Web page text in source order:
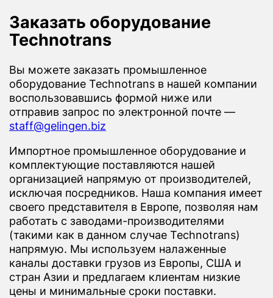
Заказать оборудование
Technotrans
Вы можете заказать промышленное
оборудование Technotrans в нашей компании
воспользовавшись формой ниже или
отправив запрос по электронной почте —
staff@gelingen.biz
Импортное промышленное оборудование и
комплектующие поставляются нашей
организацией напрямую от производителей,
исключая посредников. Наша компания имеет
своего представителя в Европе, позволяя нам
работать с заводами-производителями
(такими как в данном случае Technotrans)
напрямую. Мы используем налаженные
каналы доставки грузов из Европы, США и
стран Азии и предлагаем клиентам низкие
цены и минимальные сроки поставки.